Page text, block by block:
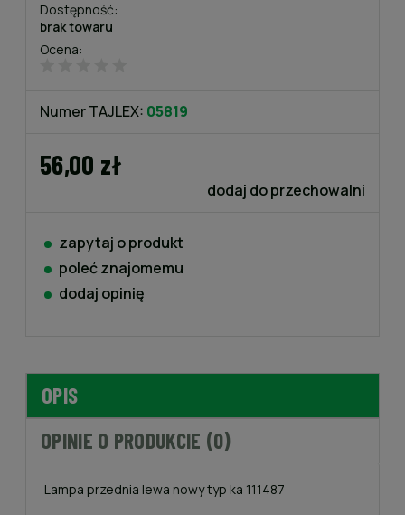
Ocena:
Dostępność:
brak towaru
Numer TAJLEX: 05819
56,00 zł
dodaj do przechowalni
zapytaj o produkt
poleć znajomemu
dodaj opinię
OPIS
OPINIE O PRODUKCIE (0)
Lampa przednia lewa nowy typ ka 111487